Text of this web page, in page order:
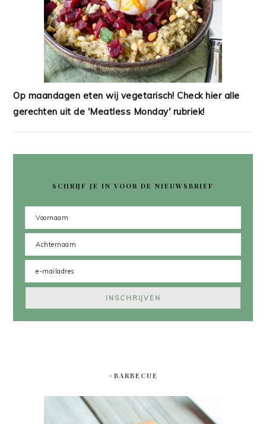
Op maandagen eten wij vegetarisch! Check hier alle
gerechten uit de 'Meatless Monday' rubriek!
SCHRIJF JE IN VOOR DE NIEUWSBRIEF
#BARBECUE